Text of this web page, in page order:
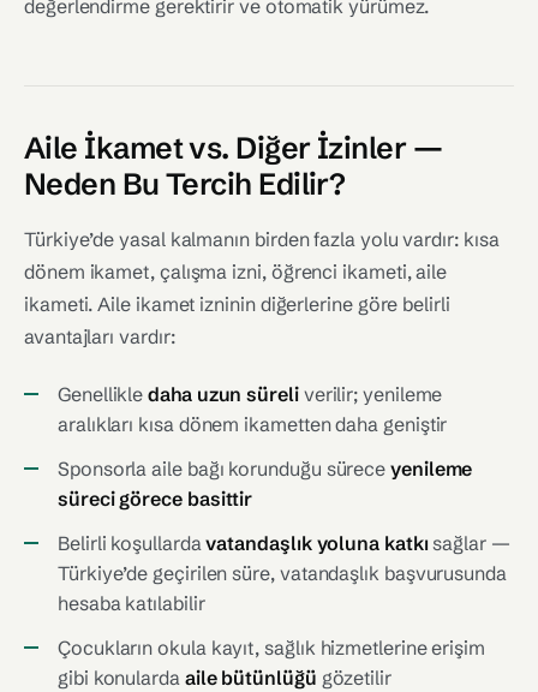
değerlendirme gerektirir ve otomatik yürümez.
Aile İkamet vs. Diğer İzinler —
Neden Bu Tercih Edilir?
Türkiye’de yasal kalmanın birden fazla yolu vardır: kısa
dönem ikamet, çalışma izni, öğrenci ikameti, aile
ikameti. Aile ikamet izninin diğerlerine göre belirli
avantajları vardır:
Genellikledaha uzun süreliverilir; yenileme
aralıkları kısa dönem ikametten daha geniştir
Sponsorla aile bağı korunduğu süreceyenileme
süreci görece basittir
Belirli koşullardavatandaşlık yoluna katkısağlar —
Türkiye’de geçirilen süre, vatandaşlık başvurusunda
hesaba katılabilir
Çocukların okula kayıt, sağlık hizmetlerine erişim
gibi konularda aile bütünlüğü gözetilir